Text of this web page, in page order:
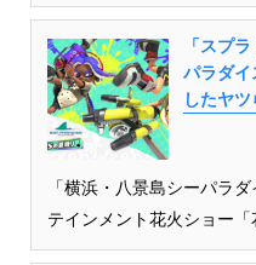
「スプ
パラダイ
したヤ
「横浜・八景島シーパラ
テインメント花火ショー「